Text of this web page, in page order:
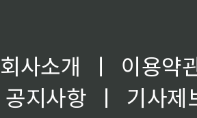
회사소개 ㅣ
이용약
공지사항
ㅣ
기사제